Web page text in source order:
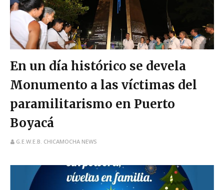
En un día histórico se devela
Monumento a las víctimas del
paramilitarismo en Puerto
Boyacá
G.E.W.E.B. CHICAMOCHA NEWS